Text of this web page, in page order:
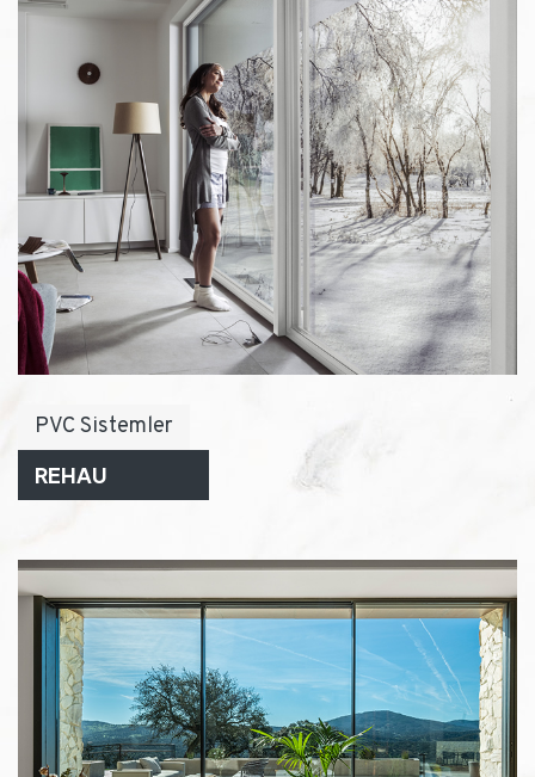
PVC Sistemler
REHAU